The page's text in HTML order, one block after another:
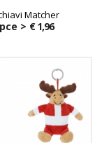
Matcher
> € 1,96